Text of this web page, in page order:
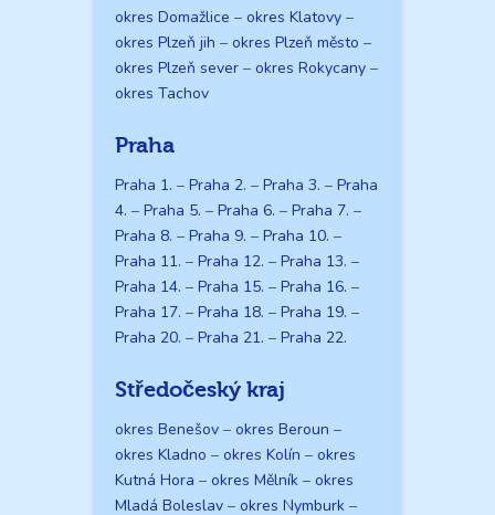
okres Domažlice – okres Klatovy –
okres Plzeň jih – okres Plzeň město –
okres Plzeň sever – okres Rokycany –
okres Tachov
Praha
Praha 1. – Praha 2. – Praha 3. – Praha
4. – Praha 5. – Praha 6. – Praha 7. –
Praha 8. – Praha 9. – Praha 10. –
Praha 11. – Praha 12. – Praha 13. –
Praha 14. – Praha 15. – Praha 16. –
Praha 17. – Praha 18. – Praha 19. –
Praha 20. – Praha 21. – Praha 22.
Středočeský kraj
okres Benešov – okres Beroun –
okres Kladno – okres Kolín – okres
Kutná Hora – okres Mělník – okres
Mladá Boleslav – okres Nymburk –